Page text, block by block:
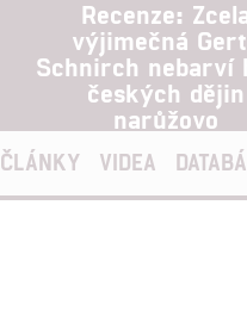
Recenze:
výjimečná
Schnirch nebarví
českých dějin
narůžovo
ČLÁNKY VIDEA